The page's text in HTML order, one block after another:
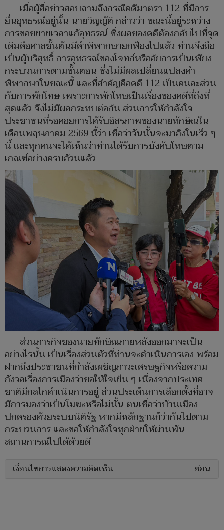
เมื่อผู้สื่อข่าวสอบถามถึงกรณีคดีมาตรา 112 ที่มีการ
ยื่นอุทธรณ์อยู่นั้น นายวิญญัติ กล่าวว่า ขณะนี้อยู่ระหว่าง
การขอขยายเวลาแก้อุทธรณ์ ซึ่งผลของคดีต้องกลับไปที่จุด
เดิมคือศาลชั้นต้นมีคำพิพากษายกฟ้องไปแล้ว ท่านจึงถือ
เป็นผู้บริสุทธิ์ การอุทธรณ์ของโจทก์หรืออัยการเป็นเพียง
กระบวนการตามขั้นตอน ซึ่งไม่มีผลเปลี่ยนแปลงคำ
พิพากษาในขณะนี้ และที่สำคัญคือคดี 112 เป็นคนละส่วน
กับการพักโทษ เพราะการพักโทษเป็นเรื่องของคดีที่ถึงที่
สุดแล้ว จึงไม่มีผลกระทบต่อกัน ส่วนการให้กำลังใจ
ประชาชนที่รอคอยการได้รับอิสรภาพของนายทักษิณใน
เดือนพฤษภาคม 2569 นี้ว่า เชื่อว่าวันนั้นจะมาถึงในเร็ว ๆ
นี้ และทุกคนจะได้เห็นว่าท่านได้รับการบังคับโทษตาม
เกณฑ์อย่างครบถ้วนแล้ว
ส่วนภารกิจของนายทักษิณภายหลังออกมาจะเป็น
อย่างไรนั้น เป็นเรื่องส่วนตัวที่ท่านจะดำเนินการเอง พร้อม
ฝากถึงประชาชนที่กำลังเผชิญภาวะเศรษฐกิจหรือความ
กังวลเรื่องการเมืองว่าขอให้ใจเย็น ๆ เนื่องจากประเทศ
ชาติมีกลไกดำเนินการอยู่ ส่วนประเด็นการเลือกตั้งที่อาจ
มีการมองว่าเป็นโมฆะหรือไม่นั้น ตนเชื่อว่าบ้านเมือง
ปกครองด้วยระบบนิติรัฐ หากมีหลักฐานก็ว่ากันไปตาม
กระบวนการ และขอให้กำลังใจทุกฝ่ายให้ผ่านพ้น
สถานการณ์ไปได้ด้วยดี
เงื่อนไขการแสดงความคิดเห็น ซ่อน